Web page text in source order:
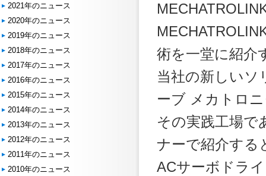
術を一堂に紹介
当社の新しいソ
ーブ メカトロ
その実践工場で
ナーで紹介する
ACサーボドラ
2021年のニュース
2020年のニュース
2019年のニュース
2018年のニュース
2017年のニュース
2016年のニュース
2015年のニュース
2014年のニュース
2013年のニュース
2012年のニュース
2011年のニュース
2010年のニュース